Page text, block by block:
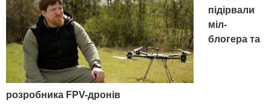
підірвали
міл-
блогера та
розробника FPV-дронів